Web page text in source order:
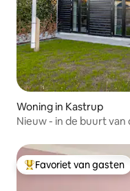
Woning in Kastrup
Nieuw - in de buurt van de metro in Kopenhagen - 16
Topfavoriet van gasten
Favoriet van gasten